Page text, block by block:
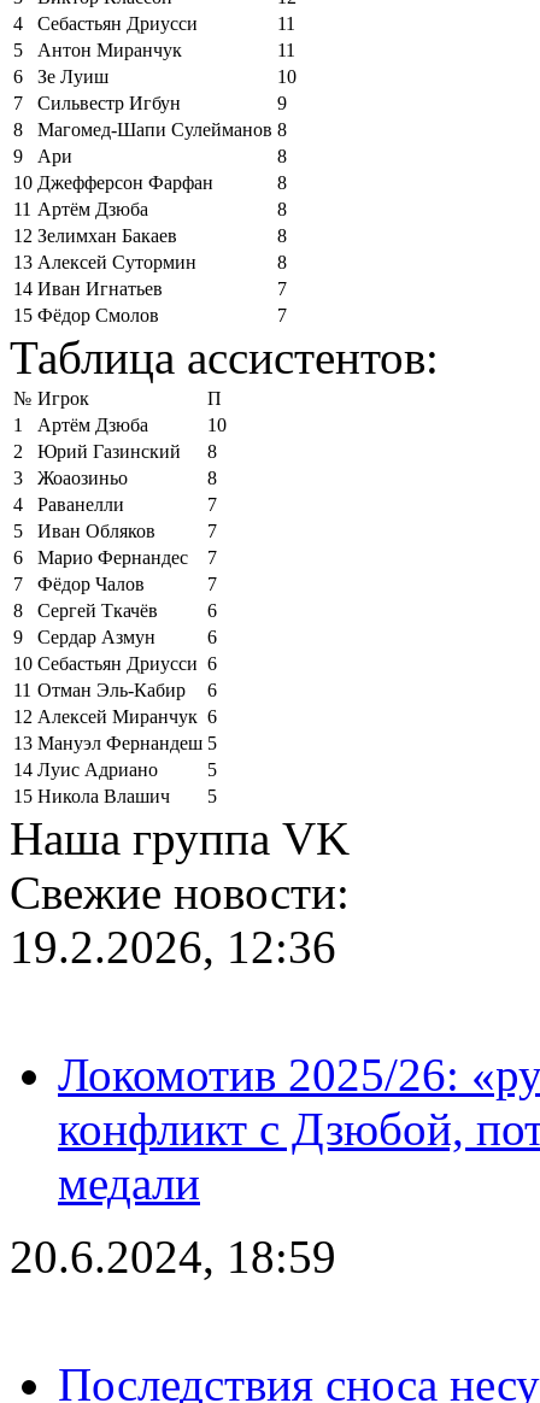
4
Себастьян Дриусси
11
5
Антон Миранчук
11
6
Зе Луиш
10
7
Сильвестр Игбун
9
8
Магомед-Шапи Сулейманов 8
9
Ари
8
10 Джефферсон Фарфан
8
11 Артём Дзюба
8
12 Зелимхан Бакаев
8
13 Алексей Сутормин
8
14 Иван Игнатьев
7
15 Фёдор Смолов 7
Таблица ассистентов:
№ Игрок
П
1
Артём Дзюба
10
2
Юрий Газинский
8
3
Жоаозиньо
8
4
Раванелли
7
5
Иван Обляков
7
6
Марио Фернандес
7
7
Фёдор Чалов
7
8
Сергей Ткачёв
6
9
Сердар Азмун
6
10 Себастьян Дриусси 6
11 Отман Эль-Кабир
6
12 Алексей Миранчук 6
13 Мануэл Фернандеш 5
14 Луис Адриано
5
15 Никола Влашич 5
Наша группа VK
Свежие новости:
19.2.2026, 12:36
Локомотив 2025/26:
конфликт с Дзюбой,
медали
20.6.2024, 18:59
Последствия сноса